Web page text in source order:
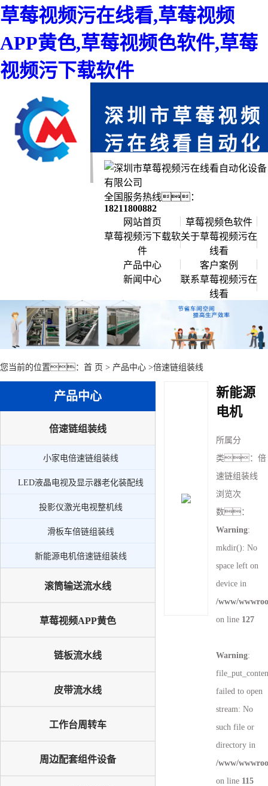
草莓视频污在线看,草莓视频
APP黄色,草莓视频色软件,草莓
视频污下载软件
深圳市草莓视频
污在线看自动化
设备有限公司
免费上门服务,为您省时,每一个项目都
严格把关,确保每个产品零缺陷
全国服务热线：
18211800882
网站首页
草莓视频色软件
草莓视频污下载软
件
关于草莓视频污在
线看
公司简介
企业文化
创始人说
公司环境
产品中心
倍速链组装线
滚筒输送流水线
草莓视频APP黄色
小家电倍速链组装线
客户案例
新闻中心
行业资讯
常见问题
公司新闻
联系草莓视频污在
线看
您当前的位置： 首 页 > 产品中心 >倍速链组装线
产品中心
倍速链组装线
小家电倍速链组装线
LED液晶电视及显示器老化装配线
投影仪激光电视整机线
滑板车倍链组装线
新能源电机倍速链组装线
滚筒输送流水线
草莓视频APP黄色
链板流水线
皮带流水线
工作台周转车
周边配套组件设备
新能源
电机
所属分
类：倍
速链组装线
浏览次
数：
Warning:
mkdir(): No
space left on
device in
/www/
on line 127
Warning:
failed to open
stream: No
such file or
directory in
/www/
on line 115